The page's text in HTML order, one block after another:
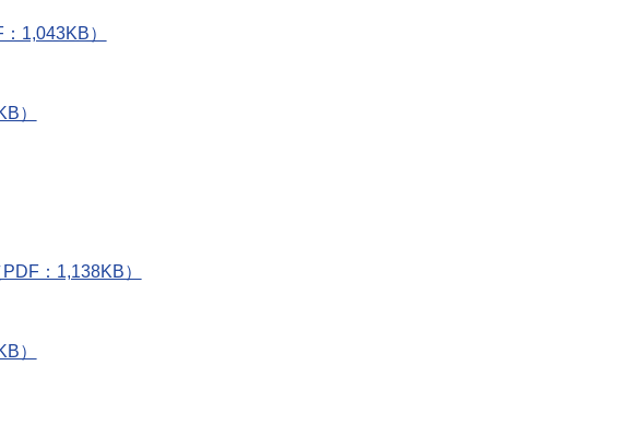
1,043KB）
）
：1,138KB）
）